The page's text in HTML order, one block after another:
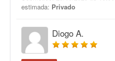
estimada: Privado
Diogo A.